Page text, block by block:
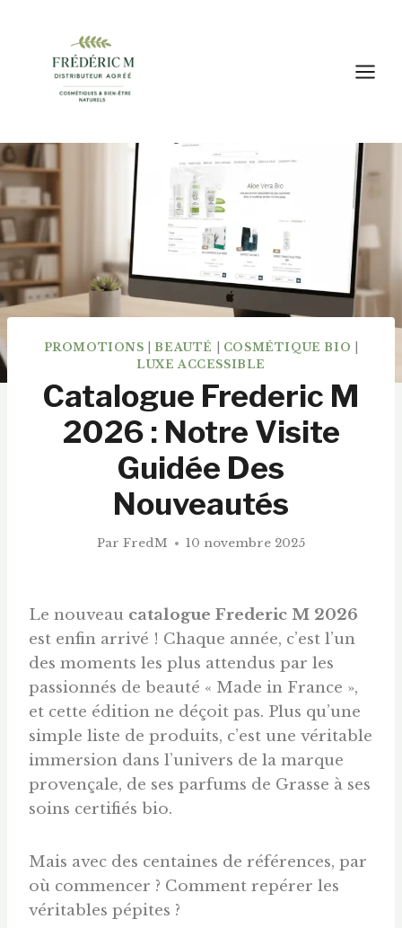
contenu
PROMOTIONS BEAUTÉ COSMÉTIQUE BIO
LUXE ACCESSIBLE
Catalogue Frederic M
2026 : Notre Visite
Guidée Des
Nouveautés
Par FredM 10 novembre 2025
Le nouveau catalogue Frederic M 2026
est enfin arrivé ! Chaque année, c’est l’un
des moments les plus attendus par les
passionnés de beauté « Made in France »,
et cette édition ne déçoit pas. Plus qu’une
simple liste de produits, c’est une véritable
immersion dans l’univers de la marque
provençale, de ses parfums de Grasse à ses
soins certifiés bio.
Mais avec des centaines de références, par
où commencer ? Comment repérer les
véritables pépites ?